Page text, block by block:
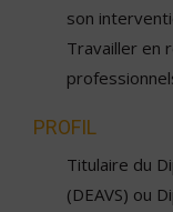
son
Travailler en
PROFIL
Titulaire du
(DEAVS) ou